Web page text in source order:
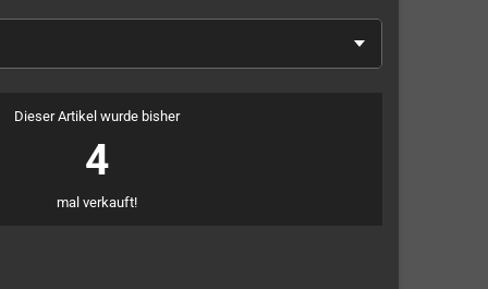
Dieser Artikel wurde bisher
4
mal verkauft!